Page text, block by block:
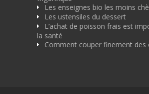
Les enseignes bio les moins
Les ustensiles du dessert
L’achat de poisson frais est
la santé
Comment couper finement des